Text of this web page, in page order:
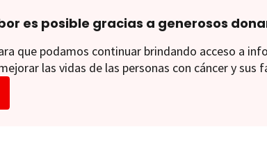
es posible gracias a generosos
que podamos continuar brindando acceso a
las vidas de las personas con cáncer y sus